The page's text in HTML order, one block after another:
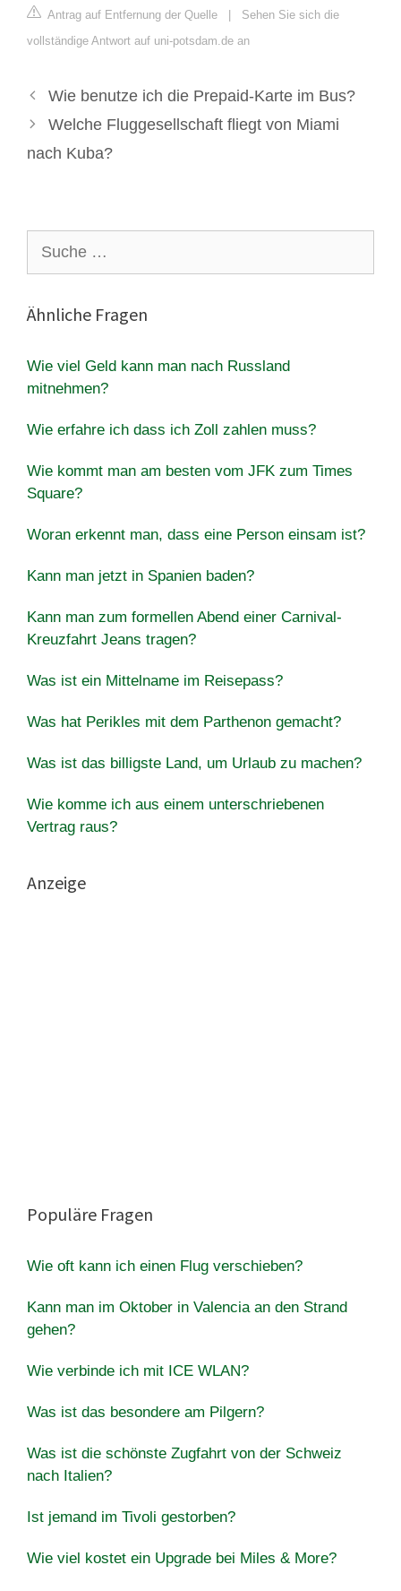
Antrag auf Entfernung der Quelle | Sehen Sie sich die
vollständige Antwort auf uni-potsdam.de an
Wie benutze ich die Prepaid-Karte im Bus?
Welche Fluggesellschaft fliegt von Miami
nach Kuba?
nach:
Ähnliche Fragen
Wie viel Geld kann man nach Russland
mitnehmen?
Wie erfahre ich dass ich Zoll zahlen muss?
Wie kommt man am besten vom JFK zum Times
Square?
Woran erkennt man, dass eine Person einsam ist?
Kann man jetzt in Spanien baden?
Kann man zum formellen Abend einer Carnival-
Kreuzfahrt Jeans tragen?
Was ist ein Mittelname im Reisepass?
Was hat Perikles mit dem Parthenon gemacht?
Was ist das billigste Land, um Urlaub zu machen?
Wie komme ich aus einem unterschriebenen
Vertrag raus?
Anzeige
Populäre Fragen
Wie oft kann ich einen Flug verschieben?
Kann man im Oktober in Valencia an den Strand
gehen?
Wie verbinde ich mit ICE WLAN?
Was ist das besondere am Pilgern?
Was ist die schönste Zugfahrt von der Schweiz
nach Italien?
Ist jemand im Tivoli gestorben?
Wie viel kostet ein Upgrade bei Miles & More?